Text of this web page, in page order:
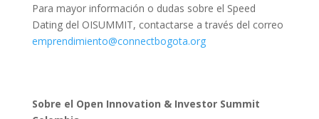
Para mayor información o dudas sobre el Speed
Dating del OISUMMIT, contactarse a través del correo
emprendimiento@connectbogota.org
Sobre el Open Innovation & Investor Summit